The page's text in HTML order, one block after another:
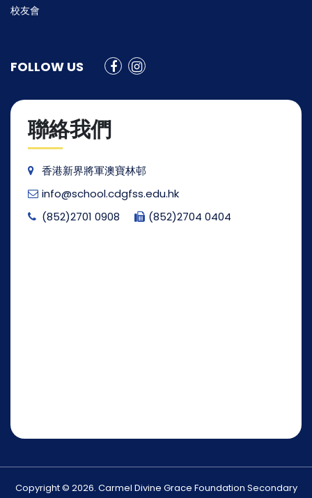
校友會
FOLLOW US
聯絡我們
香港新界將軍澳寶林邨
info@school.cdgfss.edu.hk
(852)2701 0908
(852)2704 0404
Copyright © 2026. Carmel Divine Grace Foundation Secondary